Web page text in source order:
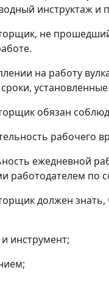
инструктаж и
не
на работу
обязан
рабочего
ежедневной
работодателем по
должен
инструмент;